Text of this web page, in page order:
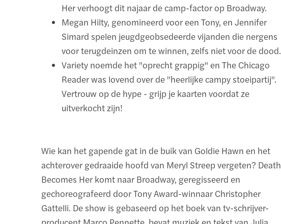
Her verhoogt dit najaar de camp-factor op Broadway.
Megan Hilty, genomineerd voor een Tony, en Jennifer
Simard spelen jeugdgeobsedeerde vijanden die nergens
voor terugdeinzen om te winnen, zelfs niet voor de dood.
Variety noemde het "oprecht grappig" en The Chicago
Reader was lovend over de "heerlijke campy stoeipartij".
Vertrouw op de hype - grijp je kaarten voordat ze
uitverkocht zijn!
Wie kan het gapende gat in de buik van Goldie Hawn en het
achterover gedraaide hoofd van Meryl Streep vergeten? Death
Becomes Her komt naar Broadway, geregisseerd en
gechoreografeerd door Tony Award-winnaar Christopher
Gattelli. De show is gebaseerd op het boek van tv-schrijver-